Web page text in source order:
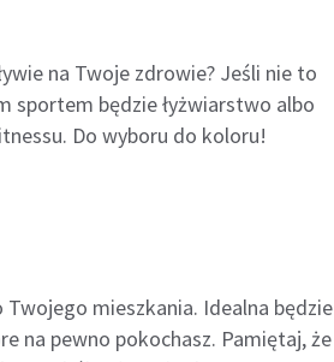
na Twoje zdrowie? Jeśli nie to
sportem będzie łyżwiarstwo albo
Do wyboru do koloru!
mieszkania. Idealna będzie
na pewno pokochasz. Pamiętaj, że